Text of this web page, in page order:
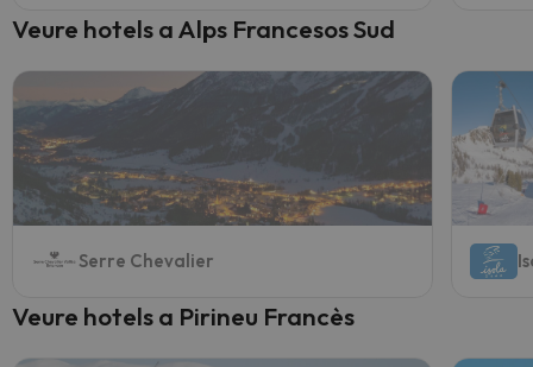
Veure hotels a Alps Francesos Sud
Serre Chevalier
Veure hotels a Pirineu Francès